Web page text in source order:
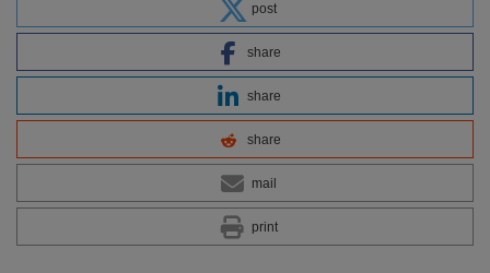
post
share
share
share
mail
print